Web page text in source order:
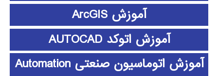
آموزش ArcGIS
آموزش اتوکد AUTOCAD
آموزش اتوماسیون صنعتی Automation